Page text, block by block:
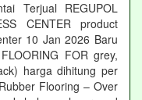
Terjual REGUPOL
CENTER product
10 Jan 2026 Baru
FOR grey,
harga dihitung per
Flooring – Over